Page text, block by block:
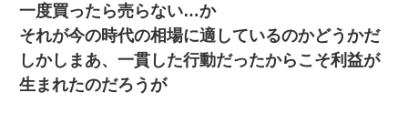
一度買ったら売らない…か
それが今の時代の相場に適しているのかどうかだ
しかしまあ、一貫した行動だったからこそ利益が
生まれたのだろうが